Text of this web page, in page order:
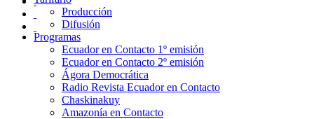
Producción
Difusión
Programas
Ecuador en Contacto 1º emisión
Ecuador en Contacto 2º emisión
Ágora Democrática
Radio Revista Ecuador en Contacto
Chaskinakuy
Amazonía en Contacto